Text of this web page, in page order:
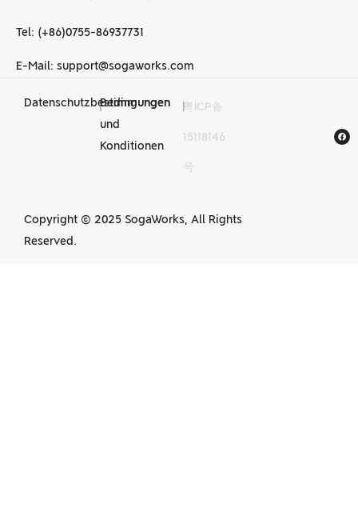
Tel: (+86)0755-86937731
E-Mail: support@sogaworks.com
Datenschutzbestimmungen
| |
Bedingungen
und
Konditionen
粤ICP备
15118146
号
Copyright © 2025 SogaWorks, All Rights
Reserved.